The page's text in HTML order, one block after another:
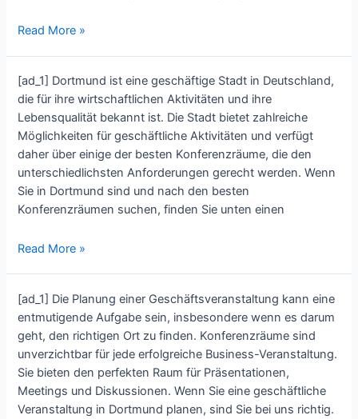
event
Highlighting
Dortmund’s
Premier
Konferenzräume
Read More »
[ad_1] Dortmund ist eine geschäftige Stadt in Deutschland,
die für ihre wirtschaftlichen Aktivitäten und ihre
Lebensqualität bekannt ist. Die Stadt bietet zahlreiche
Möglichkeiten für geschäftliche Aktivitäten und verfügt
daher über einige der besten Konferenzräume, die den
unterschiedlichsten Anforderungen gerecht werden. Wenn
Sie in Dortmund sind und nach den besten
Konferenzräumen suchen, finden Sie unten einen
Dortmund’s
Konferenzräume:
A
Comprehensive
Guide
Read More »
[ad_1] Die Planung einer Geschäftsveranstaltung kann eine
entmutigende Aufgabe sein, insbesondere wenn es darum
geht, den richtigen Ort zu finden. Konferenzräume sind
unverzichtbar für jede erfolgreiche Business-Veranstaltung.
Sie bieten den perfekten Raum für Präsentationen,
Meetings und Diskussionen. Wenn Sie eine geschäftliche
Veranstaltung in Dortmund planen, sind Sie bei uns richtig.